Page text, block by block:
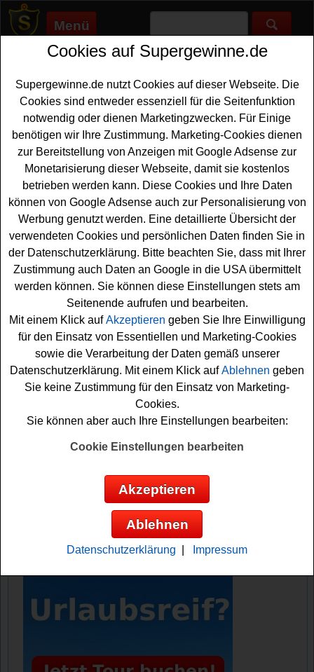
Menü
Supergewinne.de>Gewinnspiele>Sonstige Gewinnspiele
Anzeige:
Anzeige:
Hessnatur Adventskalender
Gewinnspiel
TolleSachpreise gewinnenkönnen Sie bei dem
Hessnatur Adventskalender Gewinnspiel 2025. 24
Türchen pure Neugier und Vorfreude verspricht der
schöne Adventskalender. Insgesamt über 200 Gewinne
im Gesamtwert von ca. 18.000 Euro warten auf die
Teilnehmer. Jeden Tag wartet eine neue Überraschung in
den Türchen des Hessnatur Weihnachtskalenders - und
Sie können diese Überraschung gewinnen. Was genau
verlost wird, erfahren Sie erst an dem Tag, wenn Sie das
Türchen öffnen. Am 1.12. geht es los. Falls Sie an dem
HessnaturAdventskalender Gewinnspiel teilnehmen
möchten, sollten Sie also regelmäßig vorbeischauen und
immer fleißig das jeweilige Türchen öffnen. Denn nur so
können Sie sich Ihre Gewinnchance sichern. Viel Glück
bei dem Hessnatur Adventskalender 2025!
Hessnatur verlost schöne Mode,
Sachpreise und Überraschungen
Anzeige:
Cookies auf Supergewinne.de
Supergewinne.de nutzt Cookies auf dieser Webseite. Die
Cookies sind entweder essenziell für die Seitenfunktion
notwendig oder dienen Marketingzwecken. Für Einige
benötigen wir Ihre Zustimmung. Marketing-Cookies dienen
zur Bereitstellung von Anzeigen mit Google Adsense zur
Monetarisierung dieser Webseite, damit sie kostenlos
betrieben werden kann. Diese Cookies und Ihre Daten
können von Google Adsense auch zur Personalisierung von
Werbung genutzt werden. Eine detaillierte Übersicht der
verwendeten Cookies und persönlichen Daten finden Sie in
der Datenschutzerklärung. Bitte beachten Sie, dass mit Ihrer
Zustimmung auch Daten an Google in die USA übermittelt
werden können. Sie können diese Einstellungen stets am
Seitenende aufrufen und bearbeiten.
Mit einem Klick aufAkzeptieren geben Sie Ihre Einwilligung
für den Einsatz von Essentiellen und Marketing-Cookies
sowie die Verarbeitung der Daten gemäß unserer
Datenschutzerklärung. Mit einem Klick aufAblehnen geben
Sie keine Zustimmung für den Einsatz von Marketing-
Cookies.
Sie können aber auch Ihre Einstellungen bearbeiten:
Cookie Einstellungen bearbeiten
Akzeptieren
Ablehnen
Datenschutzerklärung Impressum